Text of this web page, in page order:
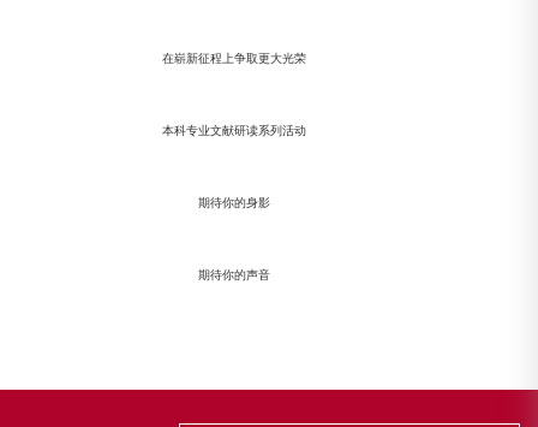
在崭新征程上争取更大光荣
本科专业文献研读系列活动
期待你的身影
期待你的声音